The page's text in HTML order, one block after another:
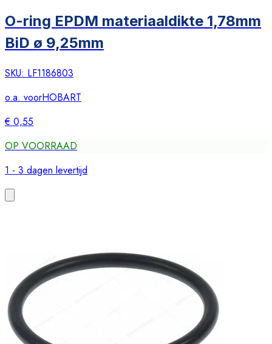
O-ring EPDM materiaaldikte 1,78mm
BiD ø 9,25mm
SKU: LF1186803
o.a. voorHOBART
€ 0,55
OP VOORRAAD
1 - 3 dagen levertijd